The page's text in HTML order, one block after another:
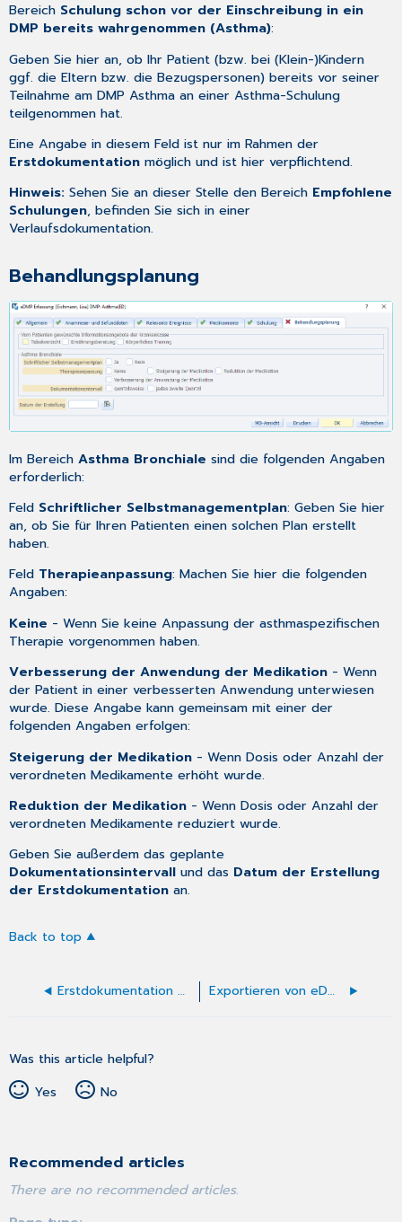
Bereich Schulung schon vor der Einschreibung in ein
DMP bereits wahrgenommen (Asthma):
Geben Sie hier an, ob Ihr Patient (bzw. bei (Klein-)Kindern
ggf. die Eltern bzw. die Bezugspersonen) bereits vor seiner
Teilnahme am DMP Asthma an einer Asthma-Schulung
teilgenommen hat.
Eine Angabe in diesem Feld ist nur im Rahmen der
Erstdokumentation möglich und ist hier verpflichtend.
Hinweis:Sehen Sie an dieser Stelle den Bereich Empfohlene
Schulungen, befinden Sie sich in einer
Verlaufsdokumentation.
Behandlungsplanung
Im BereichAsthma Bronchiale sind die folgenden Angaben
erforderlich:
Feld Schriftlicher Selbstmanagementplan: Geben Sie hier
an, ob Sie für Ihren Patienten einen solchen Plan erstellt
haben.
Feld Therapieanpassung: Machen Sie hier die folgenden
Angaben:
Keine - Wenn Sie keine Anpassung der asthmaspezifischen
Therapie vorgenommen haben.
Verbesserung der Anwendung der Medikation - Wenn
der Patient in einer verbesserten Anwendung unterwiesen
wurde. Diese Angabe kann gemeinsam mit einer der
folgenden Angaben erfolgen:
Steigerung der Medikation - Wenn Dosis oder Anzahl der
verordneten Medikamente erhöht wurde.
Reduktion der Medikation - Wenn Dosis oder Anzahl der
verordneten Medikamente reduziert wurde.
Geben Sie außerdem das geplante
Dokumentationsintervall und das Datum der Erstellung
der Erstdokumentation an.
Back to top
Erstdokumentation Brustkrebs Exportieren von eDMP-Dokumentationen
Was this article helpful?
Yes
No
Recommended articles
There are no recommended articles.